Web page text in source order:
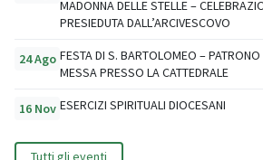
MADONNA DELLE STELLE –
PRESIEDUTA DALL’ARCIVESCOVO
24 Ago FESTA DI S. BARTOLOMEO – PATRONO
MESSA PRESSO LA CATTEDRALE
16 Nov ESERCIZI SPIRITUALI DIOCESANI
Tutti gli eventi